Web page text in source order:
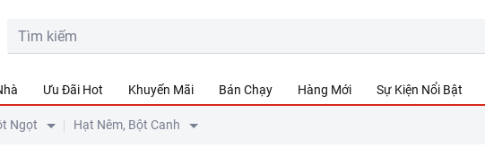
Ưu Đãi Hot Khuyến Mãi Bán Chạy Hàng Mới Sự Kiện Nổi Bật
Ngọt Hạt Nêm, Bột Canh